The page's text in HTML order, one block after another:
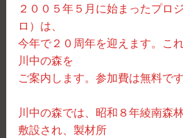
２００５年５月に始まったプロ
ロ）は、
今年で２０周年を迎えます。こ
川中の森を
ご案内します。参加費は無料です
川中の森では、昭和８年綾南森
敷設され、製材所